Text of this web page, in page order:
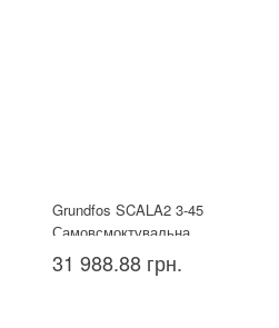
Grundfos SCALA2 3-45
Самовсмоктувальна
насосна установка
31 988.88 грн.